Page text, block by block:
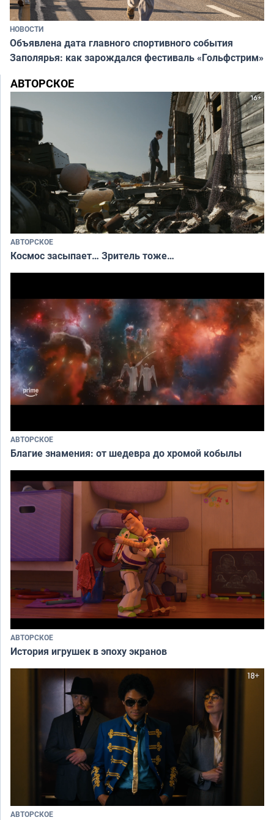
НОВОСТИ
Объявлена дата главного спортивного события
Заполярья: как зарождался фестиваль «Гольфстрим»
АВТОРСКОЕ
АВТОРСКОЕ
Космос засыпает… Зритель тоже…
АВТОРСКОЕ
Благие знамения: от шедевра до хромой кобылы
АВТОРСКОЕ
История игрушек в эпоху экранов
АВТОРСКОЕ